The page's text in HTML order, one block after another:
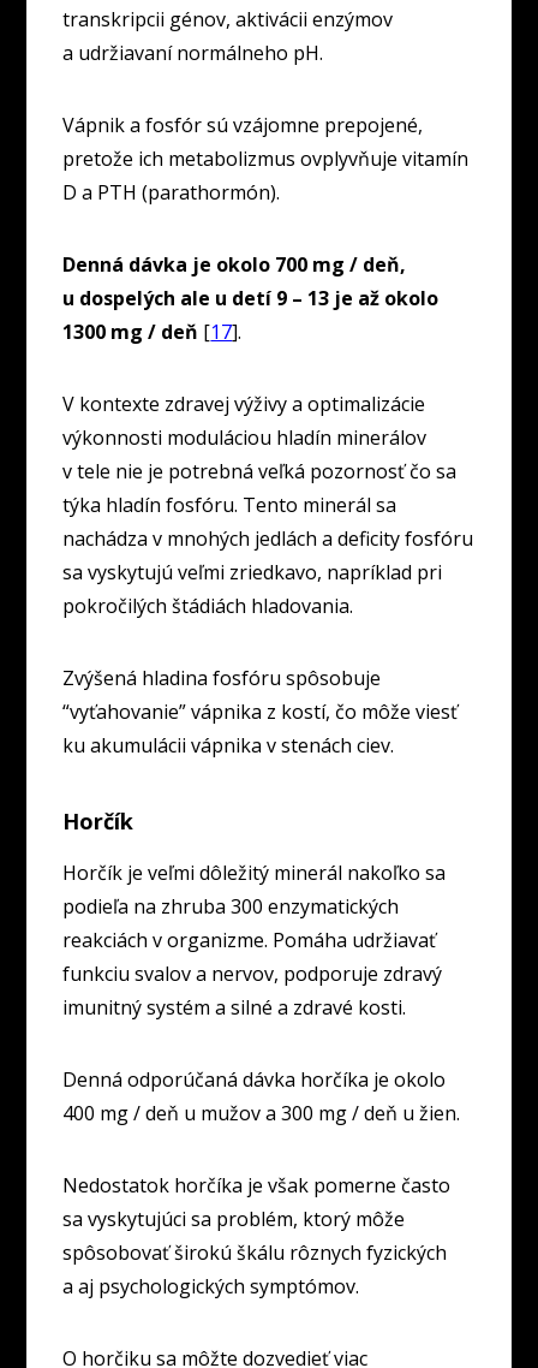
transkripcii génov, aktivácii enzýmov
a udržiavaní normálneho pH.
Vápnik a fosfór sú vzájomne prepojené,
pretože ich metabolizmus ovplyvňuje vitamín
D a PTH (parathormón).
Denná dávka je okolo 700 mg / deň,
u dospelých ale u detí 9 – 13 je až okolo
1300 mg / deň [17].
V kontexte zdravej výživy a optimalizácie
výkonnosti moduláciou hladín minerálov
v tele nie je potrebná veľká pozornosť čo sa
týka hladín fosfóru. Tento minerál sa
nachádza v mnohých jedlách a deficity fosfóru
sa vyskytujú veľmi zriedkavo, napríklad pri
pokročilých štádiách hladovania.
Zvýšená hladina fosfóru spôsobuje
“vyťahovanie” vápnika z kostí, čo môže viesť
ku akumulácii vápnika v stenách ciev.
Horčík
Horčík je veľmi dôležitý minerál nakoľko sa
podieľa na zhruba 300 enzymatických
reakciách v organizme. Pomáha udržiavať
funkciu svalov a nervov, podporuje zdravý
imunitný systém a silné a zdravé kosti.
Denná odporúčaná dávka horčíka je okolo
400 mg / deň u mužov a 300 mg / deň u žien.
Nedostatok horčíka je však pomerne často
sa vyskytujúci sa problém, ktorý môže
spôsobovať širokú škálu rôznych fyzických
a aj psychologických symptómov.
O horčiku sa môžte dozvedieť viac